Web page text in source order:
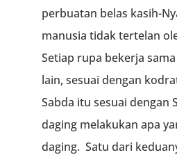
perbuatan belas kasih-
manusia tidak tertelan
Setiap rupa bekerja
lain, sesuai dengan
Sabda itu sesuai dengan
daging melakukan apa
daging. Satu dari